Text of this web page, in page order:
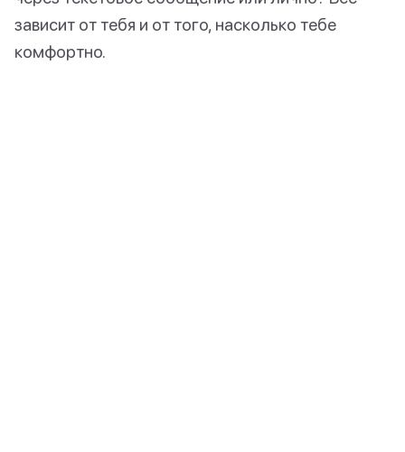
зависит от тебя и от того, насколько тебе
комфортно.